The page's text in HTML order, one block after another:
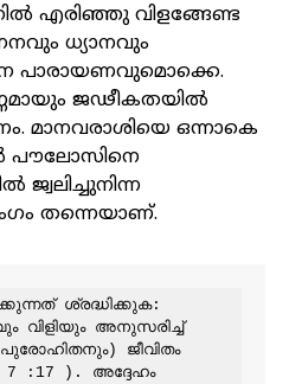
എരിഞ്ഞു വിളങ്ങേണ്ട
ധ്യാനവും
ജഢീകതയിൽ
മാനവരാശിയെ ഒന്നാകെ
പൗലോസിനെ
ജ്വലിച്ചുനിന്ന
തന്നെയാണ്.
വിളിയും അനുസരിച്ച്
ജീവിതം
7 :17 ). അദ്ദേഹം